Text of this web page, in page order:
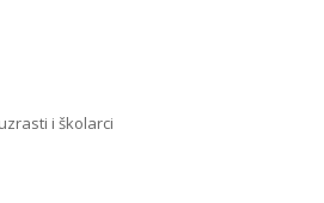
i školarci